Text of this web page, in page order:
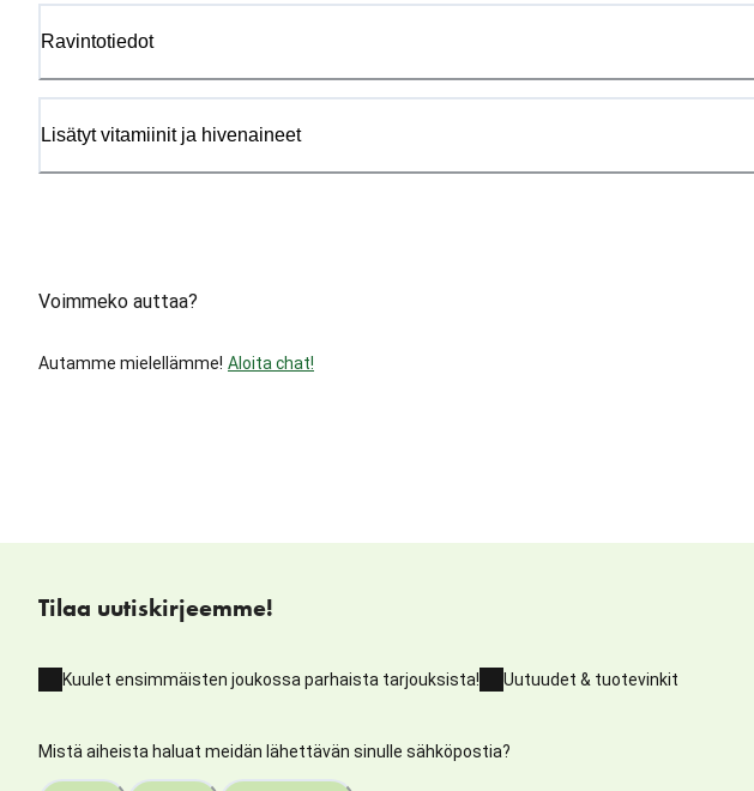
Ravintotiedot
Lisätyt vitamiinit ja hivenaineet
Voimmeko auttaa?
Autamme mielellämme! Aloita chat!
Tilaa uutiskirjeemme!
Kuulet ensimmäisten joukossa parhaista tarjouksista! Uutuudet & tuotevinkit
Mistä aiheista haluat meidän lähettävän sinulle sähköpostia?